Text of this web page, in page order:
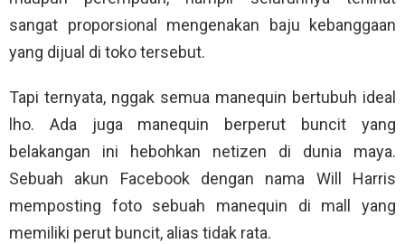
sangat proporsional mengenakan baju kebanggaan
yang dijual di toko tersebut.
Tapi ternyata, nggak semua manequin bertubuh ideal
lho. Ada juga manequin berperut buncit yang
belakangan ini hebohkan netizen di dunia maya.
Sebuah akun Facebook dengan nama Will Harris
memposting foto sebuah manequin di mall yang
memiliki perut buncit, alias tidak rata.